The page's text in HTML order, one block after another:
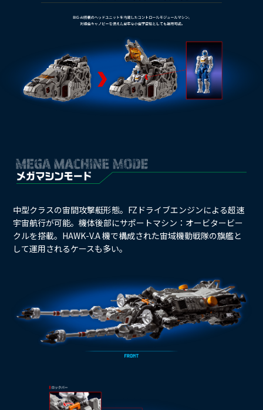
中型クラスの宙間攻撃艇形態。FZドライブエンジンによる超速
宇宙航行が可能。機体後部にサポートマシン：オービタービー
クルを搭載。HAWK-V.A 機で構成された宙域機動戦隊の旗艦と
して運用されるケースも多い。